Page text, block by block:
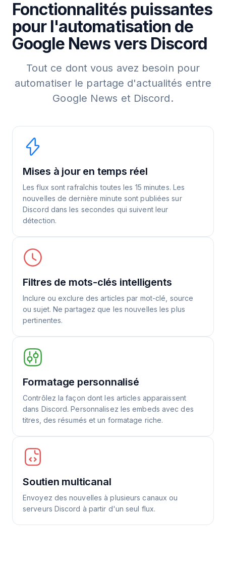
Fonctionnalités puissantes
pour l'automatisation de
Google News vers Discord
Tout ce dont vous avez besoin pour
automatiser le partage d'actualités entre
Google News et Discord.
Mises à jour en temps réel
Les flux sont rafraîchis toutes les 15 minutes. Les
nouvelles de dernière minute sont publiées sur
Discord dans les secondes qui suivent leur
détection.
Filtres de mots-clés intelligents
Inclure ou exclure des articles par mot-clé, source
ou sujet. Ne partagez que les nouvelles les plus
pertinentes.
Formatage personnalisé
Contrôlez la façon dont les articles apparaissent
dans Discord. Personnalisez les embeds avec des
titres, des résumés et un formatage riche.
Soutien multicanal
Envoyez des nouvelles à plusieurs canaux ou
serveurs Discord à partir d'un seul flux.